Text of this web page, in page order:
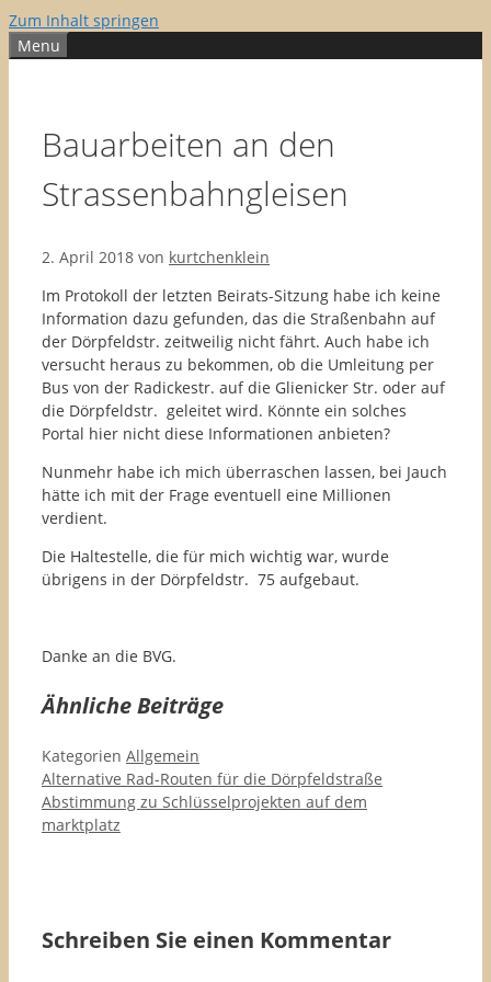
Zum Inhalt springen
Menu
Bauarbeiten an den
Strassenbahngleisen
2. April 2018 von kurtchenklein
Im Protokoll der letzten Beirats-Sitzung habe ich keine
Information dazu gefunden, das die Straßenbahn auf
der Dörpfeldstr. zeitweilig nicht fährt. Auch habe ich
versucht heraus zu bekommen, ob die Umleitung per
Bus von der Radickestr. auf die Glienicker Str. oder auf
die Dörpfeldstr. geleitet wird. Könnte ein solches
Portal hier nicht diese Informationen anbieten?
Nunmehr habe ich mich überraschen lassen, bei Jauch
hätte ich mit der Frage eventuell eine Millionen
verdient.
Die Haltestelle, die für mich wichtig war, wurde
übrigens in der Dörpfeldstr. 75 aufgebaut.
Danke an die BVG.
Ähnliche Beiträge
Kategorien Allgemein
Alternative Rad-Routen für die Dörpfeldstraße
Abstimmung zu Schlüsselprojekten auf dem
marktplatz
Schreiben Sie einen Kommentar